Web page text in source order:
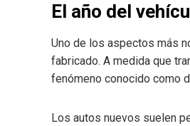
El año del
Uno de los aspectos más
fabricado. A medida que
fenómeno conocido como
Los autos nuevos suelen